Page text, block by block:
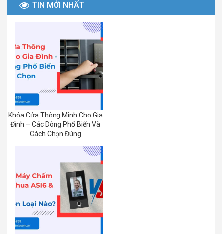
TIN MỚI NHẤT
Khóa Cửa Thông Minh Cho Gia
Đình – Các Dòng Phổ Biến Và
Cách Chọn Đúng